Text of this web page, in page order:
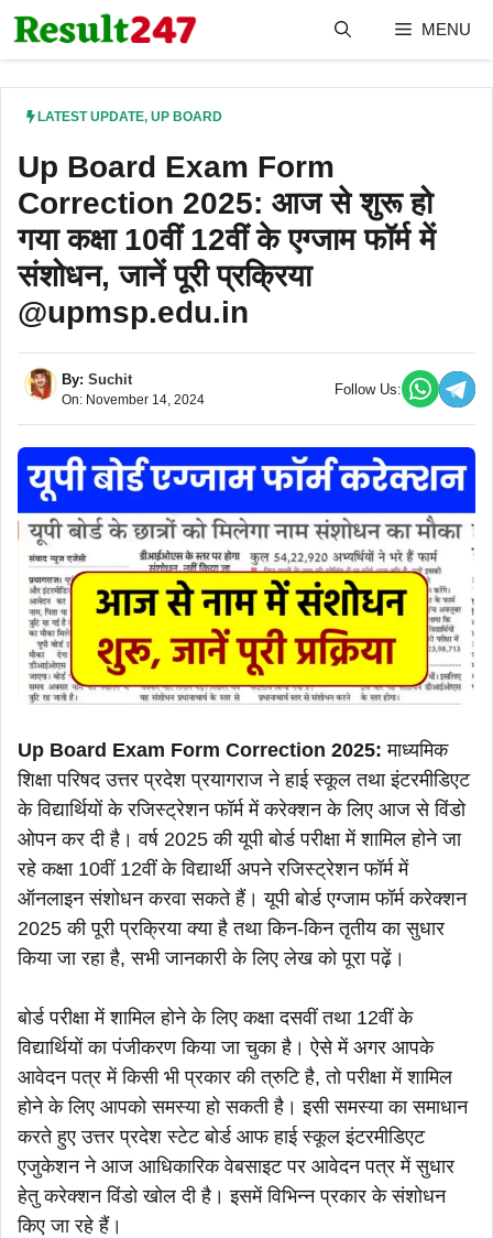
Skip
to
MENU
LATEST UPDATE, UP BOARD
Up Board Exam Form
Correction 2025: आज से शुरू हो
गया कक्षा 10वीं 12वीं के एग्जाम फॉर्म में
संशोधन, जानें पूरी प्रक्रिया
@upmsp.edu.in
By: Suchit
On: November 14, 2024
Follow Us:
Up Board Exam Form Correction 2025:माध्यमिक
शिक्षा परिषद उत्तर प्रदेश प्रयागराज ने हाई स्कूल तथा इंटरमीडिएट
के विद्यार्थियों के रजिस्ट्रेशन फॉर्म में करेक्शन के लिए आज से विंडो
ओपन कर दी है। वर्ष 2025 की यूपी बोर्ड परीक्षा में शामिल होने जा
रहे कक्षा 10वीं 12वीं के विद्यार्थी अपने रजिस्ट्रेशन फॉर्म में
ऑनलाइन संशोधन करवा सकते हैं। यूपी बोर्ड एग्जाम फॉर्म करेक्शन
2025 की पूरी प्रक्रिया क्या है तथा किन-किन तृतीय का सुधार
किया जा रहा है, सभी जानकारी के लिए लेख को पूरा पढ़ें।
बोर्ड परीक्षा में शामिल होने के लिए कक्षा दसवीं तथा 12वीं के
विद्यार्थियों का पंजीकरण किया जा चुका है। ऐसे में अगर आपके
आवेदन पत्र में किसी भी प्रकार की त्रुटि है, तो परीक्षा में शामिल
होने के लिए आपको समस्या हो सकती है। इसी समस्या का समाधान
करते हुए उत्तर प्रदेश स्टेट बोर्ड आफ हाई स्कूल इंटरमीडिएट
एजुकेशन ने आज आधिकारिक वेबसाइट पर आवेदन पत्र में सुधार
हेतु करेक्शन विंडो खोल दी है। इसमें विभिन्न प्रकार के संशोधन
किए जा रहे हैं।